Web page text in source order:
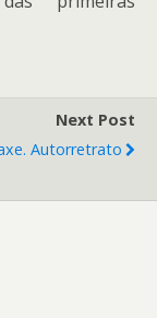
Next Post
Autorretrato